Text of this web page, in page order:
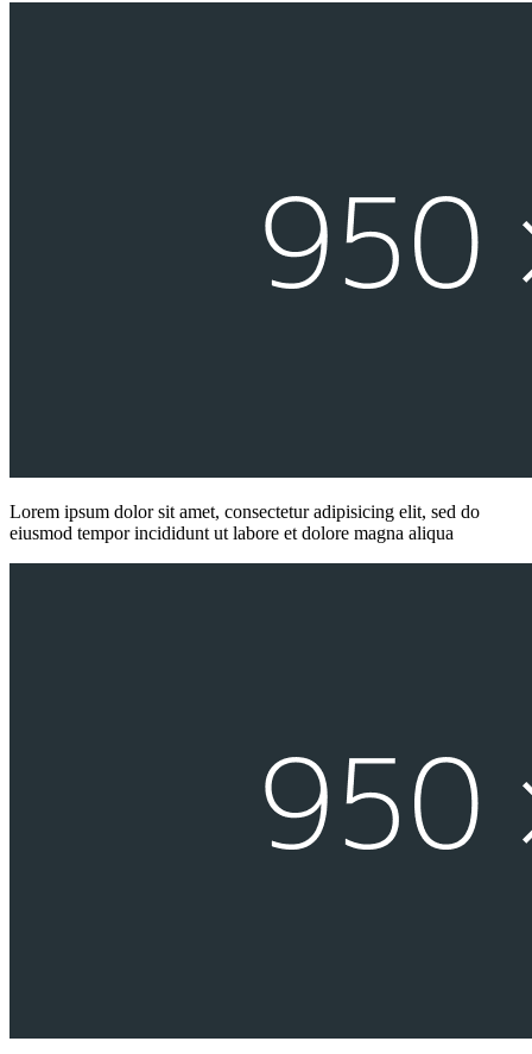
Lorem ipsum dolor sit amet, consectetur adipisicing elit, sed do
eiusmod tempor incididunt ut labore et dolore magna aliqua